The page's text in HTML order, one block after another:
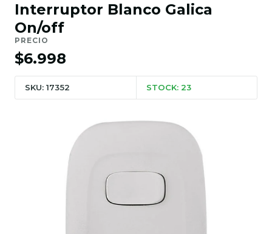
Interruptor Blanco Galica
On/off
PRECIO
$6.998
SKU: 17352 STOCK: 23